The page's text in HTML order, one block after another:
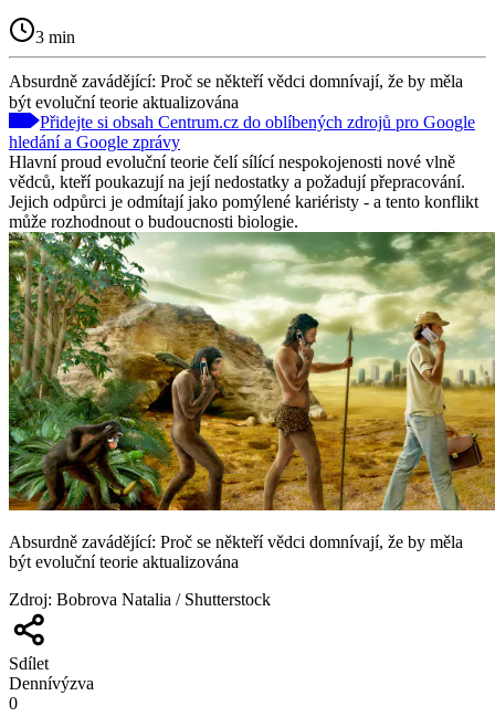
3 min
Absurdně zavádějící: Proč se někteří vědci domnívají, že by měla
být evoluční teorie aktualizována
Přidejte si obsah Centrum.cz do oblíbených zdrojů pro Google
hledání a Google zprávy
Hlavní proud evoluční teorie čelí sílící nespokojenosti nové vlně
vědců, kteří poukazují na její nedostatky a požadují přepracování.
Jejich odpůrci je odmítají jako pomýlené kariéristy - a tento konflikt
může rozhodnout o budoucnosti biologie.
Absurdně zavádějící: Proč se někteří vědci domnívají, že by měla
být evoluční teorie aktualizována
Zdroj: Bobrova Natalia / Shutterstock
Sdílet
Dennívýzva
0